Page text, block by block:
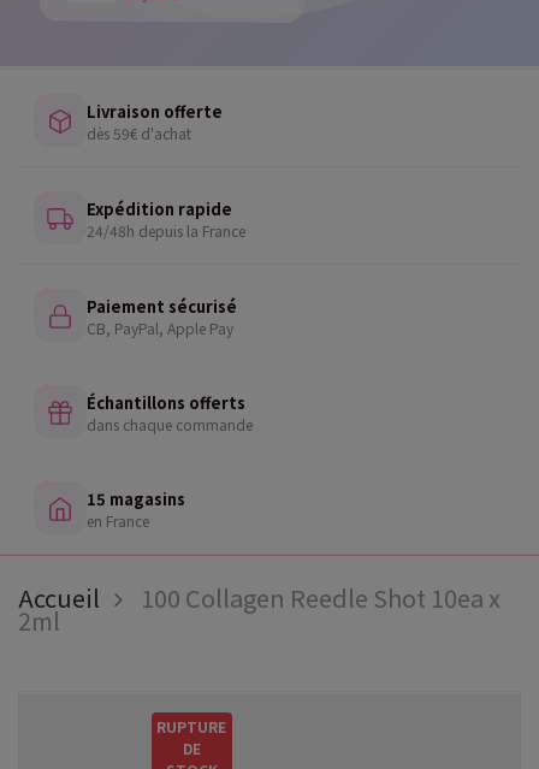
Livraison offerte
dès 59€ d'achat
Expédition rapide
24/48h depuis la France
Paiement sécurisé
CB, PayPal, Apple Pay
Échantillons offerts
dans chaque commande
15 magasins
en France
Accueil 100 Collagen Reedle Shot 10ea x
2ml
RUPTURE
DE